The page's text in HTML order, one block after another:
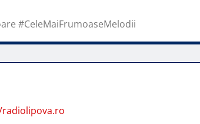
#CeleMaiFrumoaseMelodii